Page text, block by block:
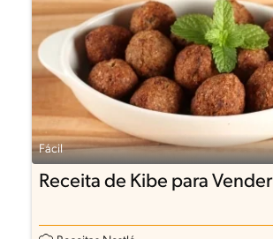
Fácil
Receita de Kibe para Vender